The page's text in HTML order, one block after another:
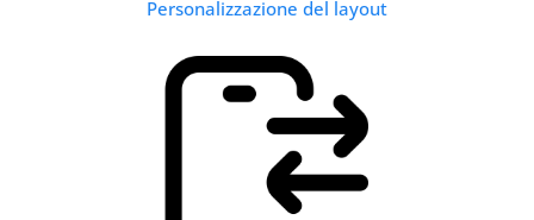
Personalizzazione del layout